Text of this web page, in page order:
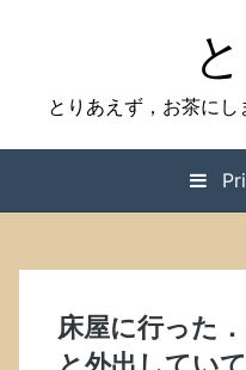
とりあえず，お茶にし
床屋に行った
と外出してい